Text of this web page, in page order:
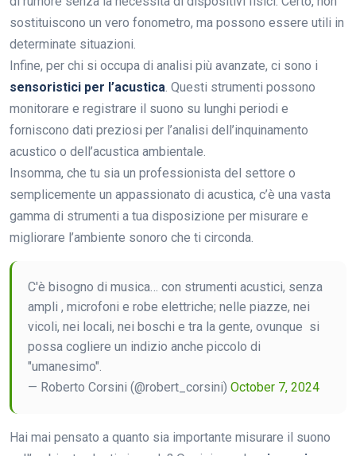
sostituiscono un vero fonometro, ma possono essere utili in
determinate situazioni.
Infine, per chi si occupa di analisi più avanzate, ci sono i
sensoristici per l’acustica. Questi strumenti possono
monitorare e registrare il suono su lunghi periodi e
forniscono dati preziosi per l’analisi dell’inquinamento
acustico o dell’acustica ambientale.
Insomma, che tu sia un professionista del settore o
semplicemente un appassionato di acustica, c’è una vasta
gamma di strumenti a tua disposizione per misurare e
migliorare l’ambiente sonoro che ti circonda.
C'è bisogno di musica… con strumenti acustici, senza
ampli , microfoni e robe elettriche; nelle piazze, nei
vicoli, nei locali, nei boschi e tra la gente, ovunque si
possa cogliere un indizio anche piccolo di
"umanesimo".
— Roberto Corsini (@robert_corsini) October 7, 2024
Hai mai pensato a quanto sia importante misurare il suono